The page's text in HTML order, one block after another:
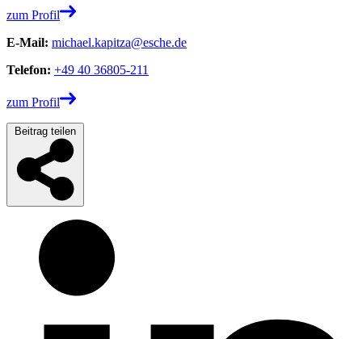
zum Profil
E-Mail: michael.kapitza@esche.de
Telefon: +49 40 36805-211
zum Profil
Beitrag teilen